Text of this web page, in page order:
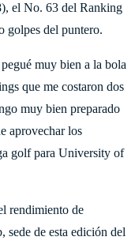
el No. 63 del Ranking
golpes del puntero.
muy bien a la bola
que me costaron dos
muy bien preparado
aprovechar los
golf para University of
rendimiento de
sede de esta edición del